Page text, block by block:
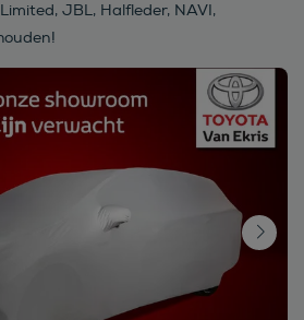
JBL, Halfleder, NAVI,